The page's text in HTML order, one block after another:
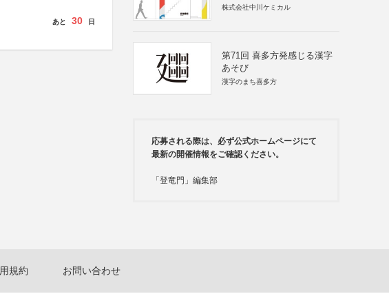
あと 30 日
株式会社中川ケミカル
第71回 喜多方発感じる漢字
あそび
漢字のまち喜多方
応募される際は、必ず公式ホームページにて
最新の開催情報をご確認ください。
「登竜門」編集部
規約 お問い合わせ